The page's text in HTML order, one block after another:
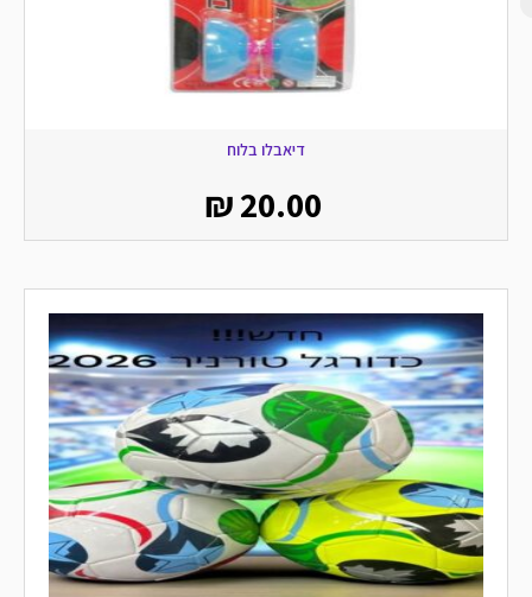
דיאבלו בלוח
₪20.00